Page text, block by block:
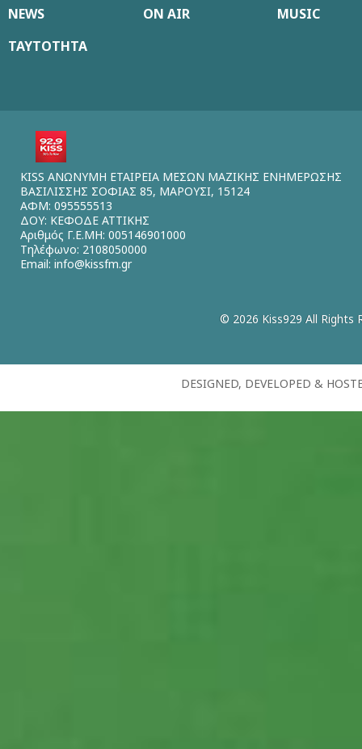
NEWS ON AIR
MUSIC
ΤΑΥΤΟΤΗΤΑ
KISS ΑΝΩΝΥΜΗ ΕΤΑΙΡΕΙΑ ΜΕΣΩΝ ΜΑΖΙΚΗΣ ΕΝΗΜΕΡΩΣΗΣ
ΒΑΣΙΛΙΣΣΗΣ ΣΟΦΙΑΣ 85, ΜΑΡΟΥΣΙ, 15124
ΑΦΜ: 095555513
ΔΟΥ: ΚΕΦΟΔΕ ΑΤΤΙΚΗΣ
Αριθμός Γ.Ε.ΜΗ: 005146901000
Τηλέφωνο: 2108050000
Email: info@kissfm.gr
© 2026 Kiss929 All Rights
DESIGNED, DEVELOPED &